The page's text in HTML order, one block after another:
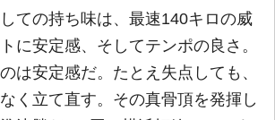
ての持ち味は、最速140キロの威
に安定感、そしてテンポの良さ。
は安定感だ。たとえ失点しても、
く立て直す。その真骨頂を発揮し